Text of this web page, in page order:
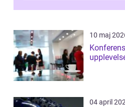
10 maj
Konferens
04 april